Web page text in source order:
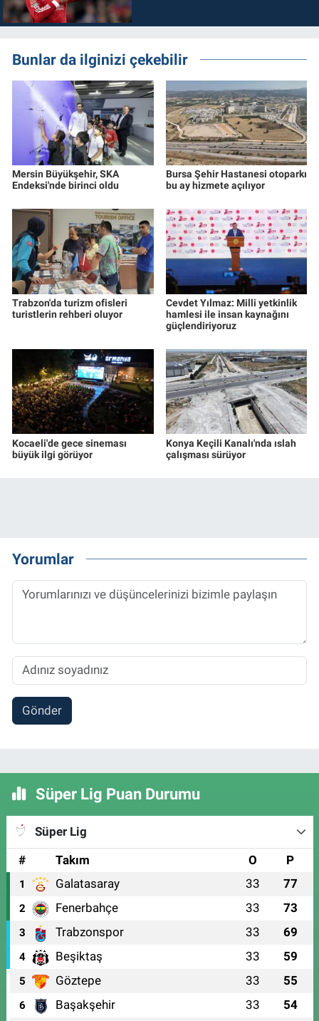
Bunlar da ilginizi çekebilir
Mersin Büyükşehir, SKA
Endeksi'nde birinci oldu
Bursa Şehir Hastanesi otoparkı
bu ay hizmete açılıyor
Trabzon'da turizm ofisleri
turistlerin rehberi oluyor
Cevdet Yılmaz: Milli yetkinlik
hamlesi ile insan kaynağını
güçlendiriyoruz
Kocaeli'de gece sineması
büyük ilgi görüyor
Konya Keçili Kanalı'nda ıslah
çalışması sürüyor
Yorumlar
Gönder
Süper Lig Puan Durumu
Süper Lig
#
Takım O P
1 Galatasaray 33 77
2 Fenerbahçe 33 73
3 Trabzonspor 33 69
4 Beşiktaş 33 59
5 Göztepe 33 55
6 Başakşehir 33 54